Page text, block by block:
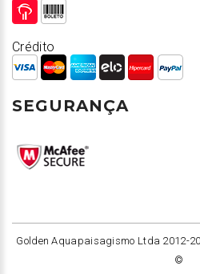
Crédito
SEGURANÇA
Golden Aquapaisagismo Ltda 2012-
©